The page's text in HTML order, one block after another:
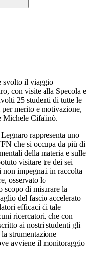
svolto il viaggio
con visite alla Specola e
25 studenti di tutte le
merito e motivazione,
Michele Cifalinò.
rappresenta uno
che si occupa da più di
della materia e sulle
visitare tre dei sei
impegnati in raccolta
osservato lo
scopo di misurare la
del fascio accelerato
efficaci di tale
ricercatori, che con
ai nostri studenti gli
strumentazione
avviene il monitoraggio